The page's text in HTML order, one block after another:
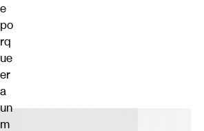
e
po
rq
ue
er
a
un
m